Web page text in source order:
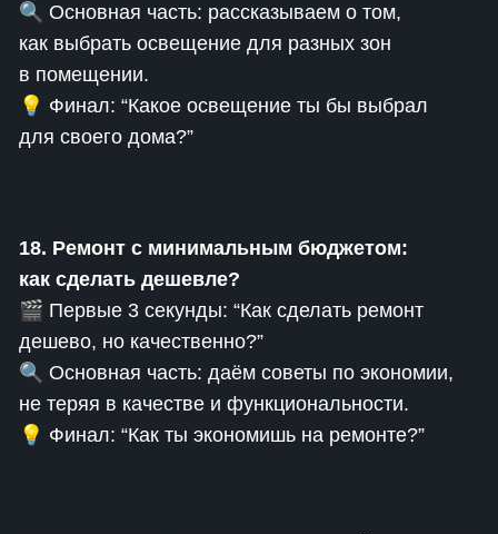
🔍 Основная часть: рассказываем о том,
как выбрать освещение для разных зон
в помещении.
💡 Финал: “Какое освещение ты бы выбрал
для своего дома?”
18. Ремонт с минимальным бюджетом:
как сделать дешевле?
🎬 Первые 3 секунды: “Как сделать ремонт
дешево, но качественно?”
🔍 Основная часть: даём советы по экономии,
не теряя в качестве и функциональности.
💡 Финал: “Как ты экономишь на ремонте?”